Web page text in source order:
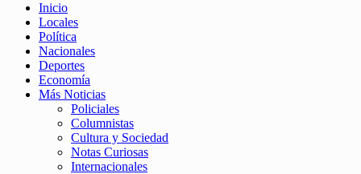
Inicio
Locales
Política
Nacionales
Deportes
Economía
Más Noticias
Policiales
Columnistas
Cultura y Sociedad
Notas Curiosas
Internacionales